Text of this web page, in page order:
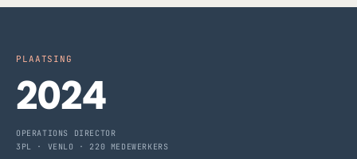
PLAATSING
2024
OPERATIONS DIRECTOR
3PL · VENLO · 220 MEDEWERKERS